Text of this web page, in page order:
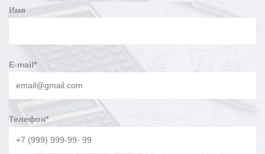
Имя
E-mail*
Телефон*